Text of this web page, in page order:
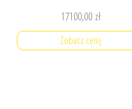
17100,00 zł
Zobacz cenę